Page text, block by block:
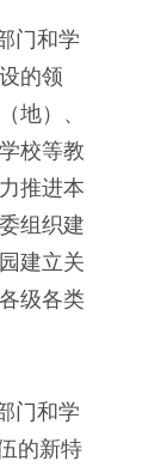
门和学
的领
地）、
校等教
推进本
组织建
建立关
级各类
门和学
的新特